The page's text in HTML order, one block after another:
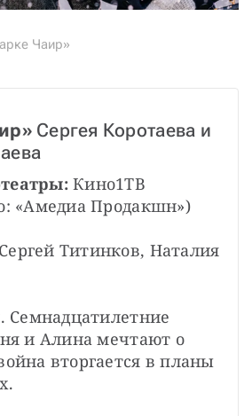
Чаир»
Сергея Коротаева и
Кино1ТВ
«Амедиа Продакшн»)
Сергей Титинков, Наталия
Семнадцатилетние
и Алина мечтают о
вторгается в планы